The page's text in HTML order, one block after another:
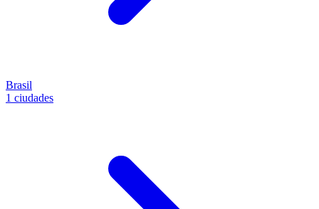
Brasil
1 ciudades